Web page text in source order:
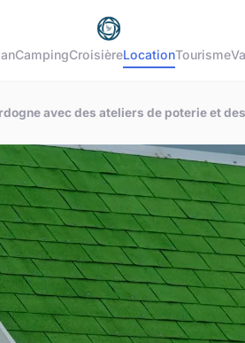
CampingCroisièreLocationTourisme
avec des ateliers de poterie et